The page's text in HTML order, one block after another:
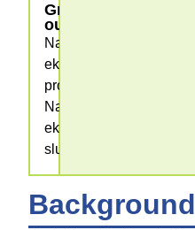
Greening
outputs
Nabídka
ekologických
produktů,
Nabídka
ekologických
služeb
Background